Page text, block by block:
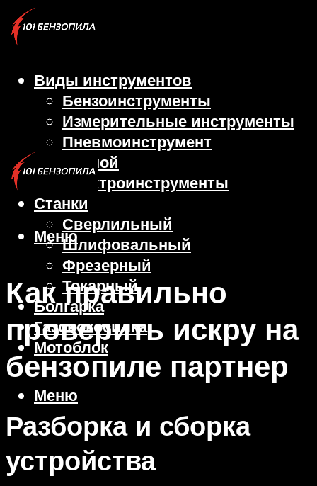
Виды инструментов
Бензоинструменты
Измерительные инструменты
Пневмоинструмент
Ручной
Электроинструменты
Станки
Сверлильный
Шлифовальный
Фрезерный
Токарный
Болгарка
Газонокосилка
Мотоблок
Меню
Меню
Как правильно
проверить искру на
бензопиле партнер
Разборка и сборка
устройства